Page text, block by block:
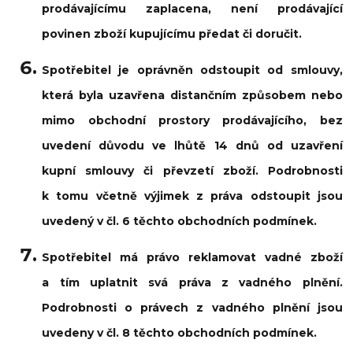
prodávajícímu zaplacena, není prodávající
povinen zboží kupujícímu předat či doručit.
Spotřebitel je oprávněn odstoupit od smlouvy,
která byla uzavřena distančním způsobem nebo
mimo obchodní prostory prodávajícího, bez
uvedení důvodu ve lhůtě 14 dnů od uzavření
kupní smlouvy či převzetí zboží. Podrobnosti
k tomu včetně výjimek z práva odstoupit jsou
uvedený v čl. 6 těchto obchodních podmínek.
Spotřebitel má právo reklamovat vadné zboží
a tím uplatnit svá práva z vadného plnění.
Podrobnosti o právech z vadného plnění jsou
uvedeny v čl. 8 těchto obchodních podmínek.